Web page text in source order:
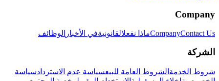
Company
CompanyContact Us ماذا نفعلالقانونيةفي الأخبار الوظائف
الشركة
شروط الخدمة الشروط العامة للبيعسياسة عدم الاستردادسياسة